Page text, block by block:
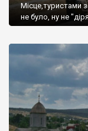
Місце,туристами
не було, ну не